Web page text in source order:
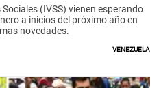
(IVSS) vienen esperando
a inicios del próximo año en
novedades.
Venezuela